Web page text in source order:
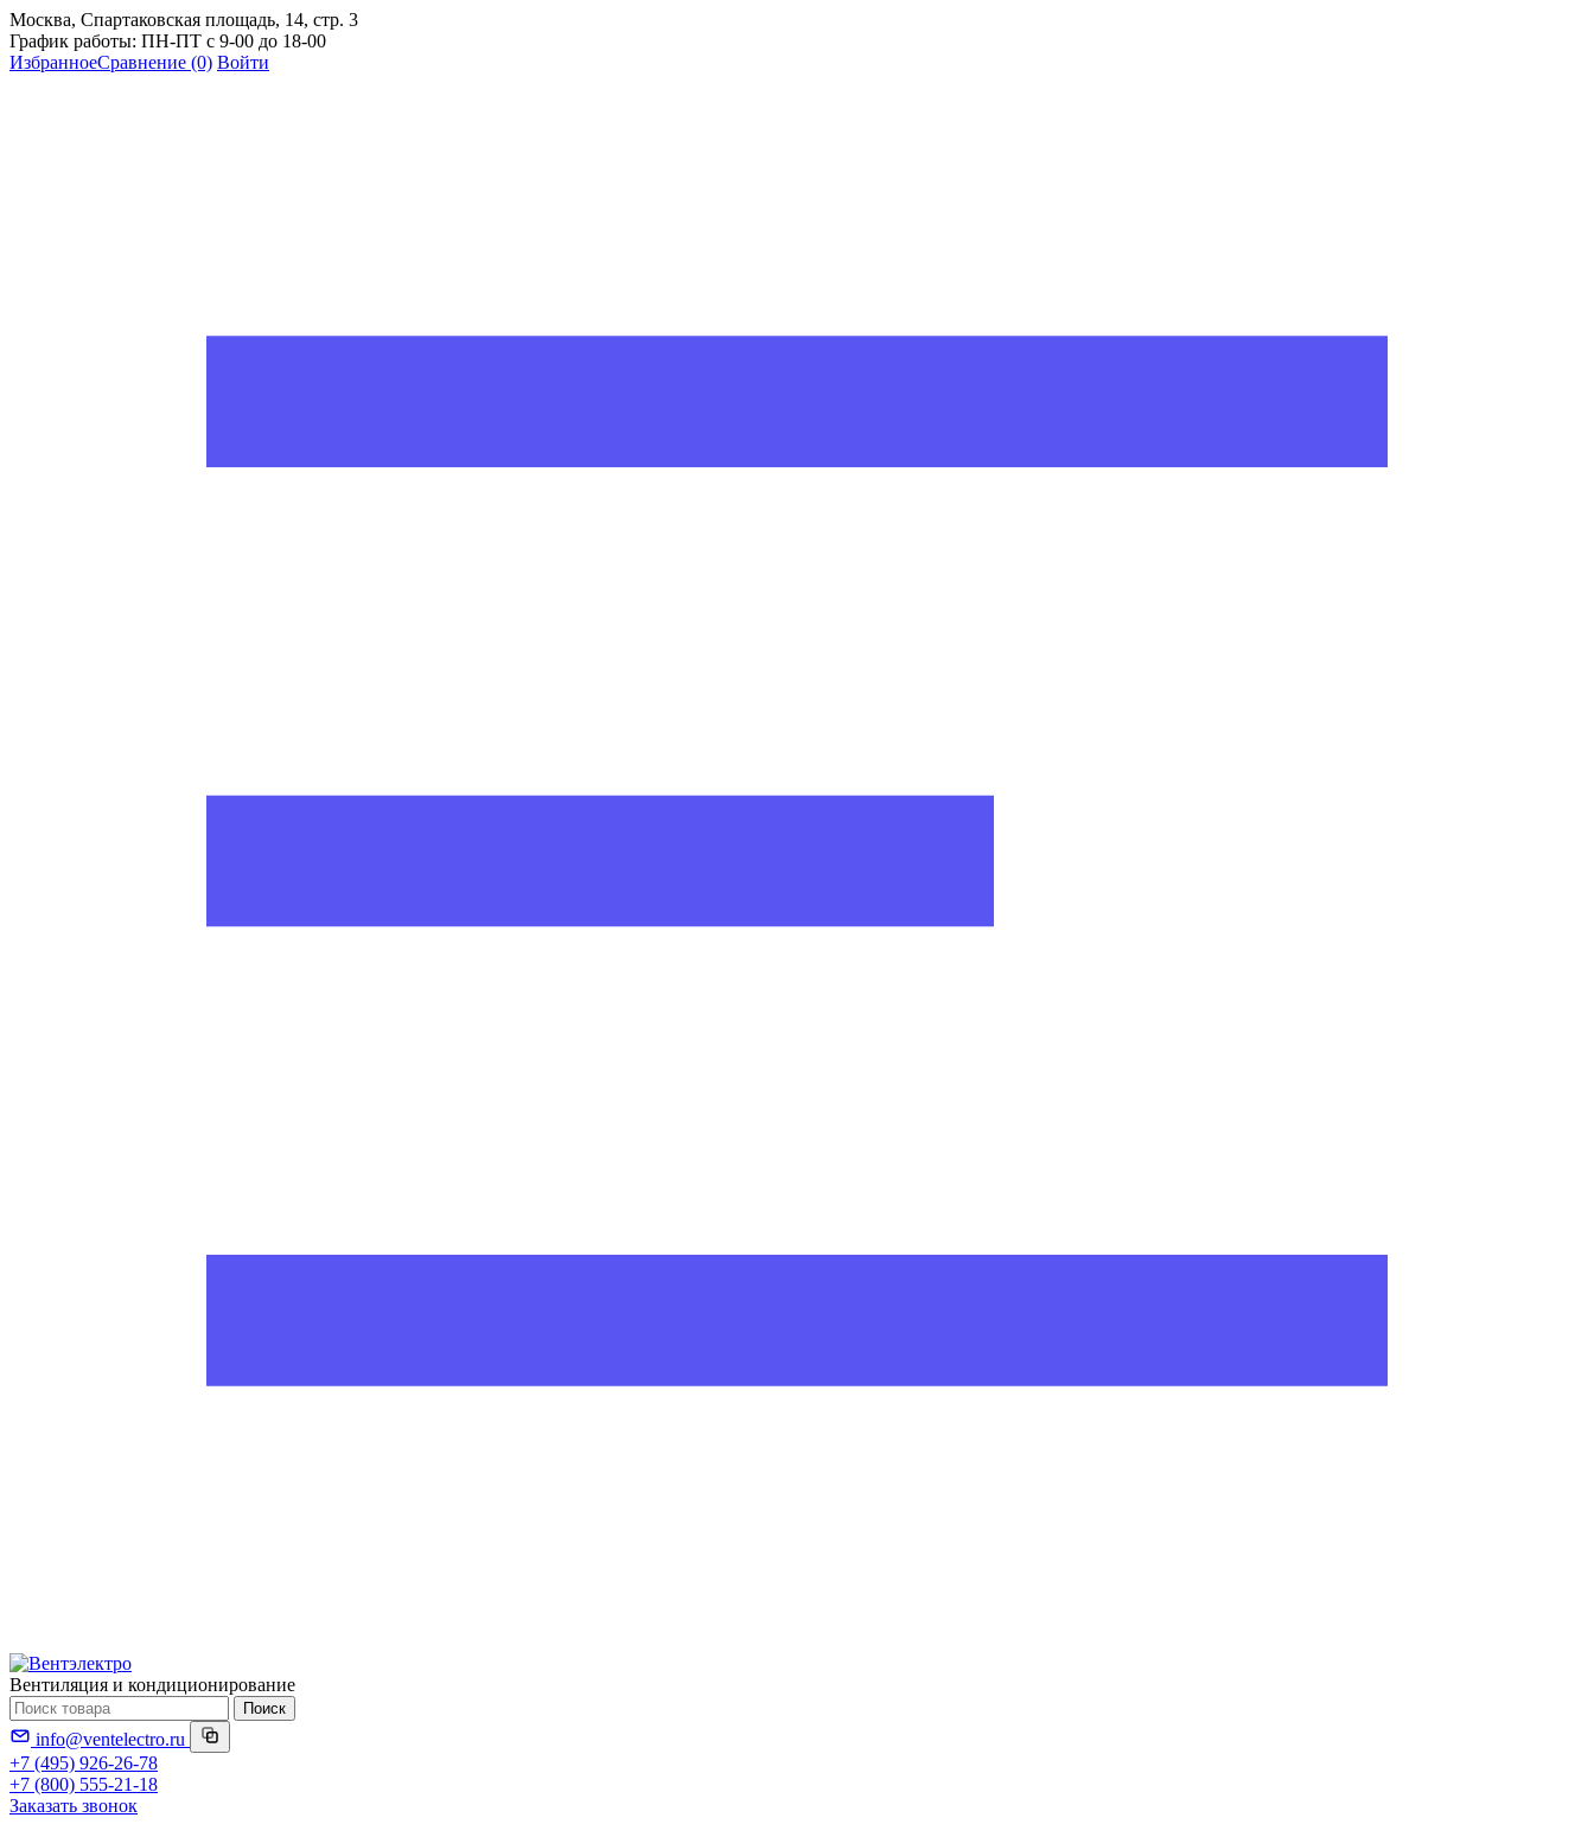
Москва, Спартаковская площадь, 14, стр. 3
График работы: ПН-ПТ с 9-00 до 18-00
ИзбранноеСравнение (0) Войти
Вентиляция и кондиционирование
Поиск
info@ventelectro.ru
+7 (495) 926-26-78
+7 (800) 555-21-18
Заказать звонок